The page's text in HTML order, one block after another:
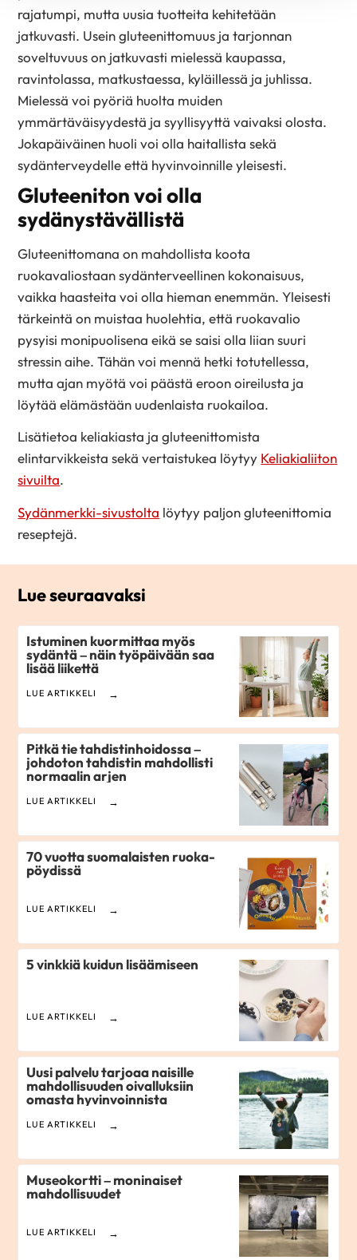
rajatumpi, mutta uusia tuotteita kehitetään
jatkuvasti. Usein gluteenittomuus ja tarjonnan
soveltuvuus on jatkuvasti mielessä kaupassa,
ravintolassa, matkustaessa, kyläillessä ja juhlissa.
Mielessä voi pyöriä huolta muiden
ymmärtäväisyydestä ja syyllisyyttä vaivaksi olosta.
Jokapäiväinen huoli voi olla haitallista sekä
sydänterveydelle että hyvinvoinnille yleisesti.
Gluteeniton voi olla
sydänystävällistä
Gluteenittomana on mahdollista koota
ruokavaliostaan sydänterveellinen kokonaisuus,
vaikka haasteita voi olla hieman enemmän. Yleisesti
tärkeintä on muistaa huolehtia, että ruokavalio
pysyisi monipuolisena eikä se saisi olla liian suuri
stressin aihe. Tähän voi mennä hetki totutellessa,
mutta ajan myötä voi päästä eroon oireilusta ja
löytää elämästään uudenlaista ruokailoa.
Lisätietoa keliakiasta ja gluteenittomista
elintarvikkeista sekä vertaistukea löytyy Keliakialiiton
sivuilta.
Sydänmerkki-sivustolta löytyy paljon gluteenittomia
reseptejä.
Lue seuraavaksi
Istuminen kuormittaa myös
sydäntä – näin työpäivään saa
lisää liikettä
LUE ARTIKKELI
Pitkä tie tahdistinhoidossa –
johdoton tahdistin mahdollisti
normaalin arjen
LUE ARTIKKELI
70 vuotta suomalaisten ruoka­
pöydissä
LUE ARTIKKELI
5 vinkkiä kuidun lisäämiseen
LUE ARTIKKELI
Uusi palvelu tarjoaa naisille
mahdollisuuden oivalluksiin
omasta hyvinvoinnista
LUE ARTIKKELI
Museokortti – moninaiset
mahdollisuudet
LUE ARTIKKELI